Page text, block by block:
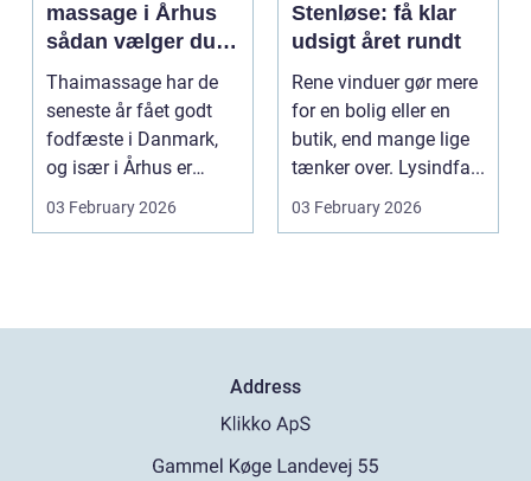
massage i Århus
sådan vælger du
den rette
behandling
Thaimassage har de
seneste år fået godt
fodfæste i Danmark,
og især i Århus er
udbuddet vokset
03 February 2026
Stenløse: få klar
udsigt året rundt
Rene vinduer gør mere
for en bolig eller en
butik, end mange lige
tænker over. Lysindfa...
03 February 2026
Address